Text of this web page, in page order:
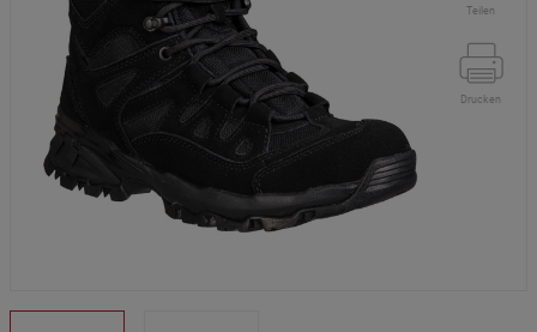
Teilen
Drucken